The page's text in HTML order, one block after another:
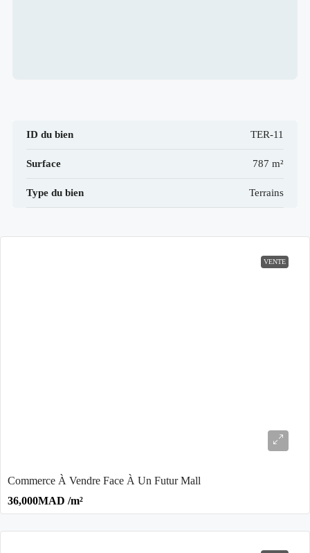
ID du bien TER-11
Surface 787 m²
Type du bien Terrains
VENTE
Commerce À Vendre Face À Un Futur Mall
36,000MAD /m²